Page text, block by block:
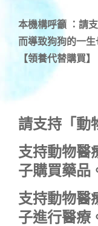
本機構呼籲 ：請
而導致狗狗的一
【領養代替購買】
請支持「動
支持動物醫
子購買藥品
支持動物醫
子進行醫療